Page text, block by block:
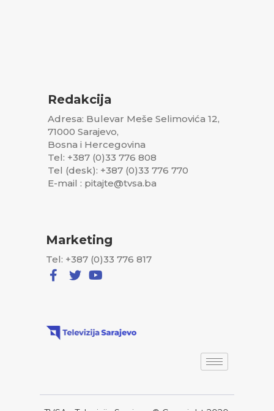
Redakcija
Adresa: Bulevar Meše Selimovića 12,
71000 Sarajevo,
Bosna i Hercegovina
Tel: +387 (0)33 776 808
Tel (desk): +387 (0)33 776 770
E-mail : pitajte@tvsa.ba
Marketing
Tel: +387 (0)33 776 817